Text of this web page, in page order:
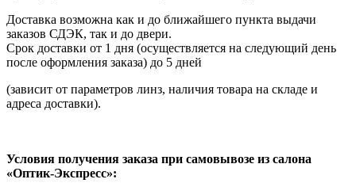
Доставка возможна как и до ближайшего пункта выдачи
заказов СДЭК, так и до двери.
Срок доставки от 1 дня (осуществляется на следующий день
после оформления заказа) до 5 дней
(зависит от параметров линз, наличия товара на складе и
адреса доставки).
Условия получения заказа при самовывозе из салона
«Оптик-Экспресс»: